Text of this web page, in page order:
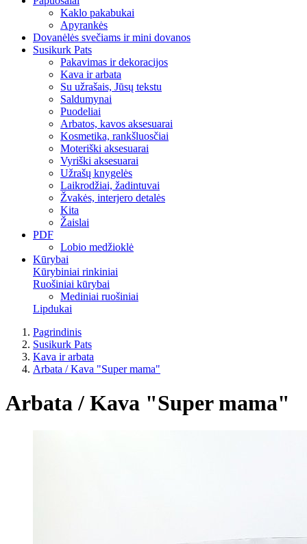
Kaklo pakabukai
Apyrankės
Dovanėlės svečiams ir mini dovanos
Susikurk Pats
Pakavimas ir dekoracijos
Kava ir arbata
Su užrašais, Jūsų tekstu
Saldumynai
Puodeliai
Arbatos, kavos aksesuarai
Kosmetika, rankšluosčiai
Moteriški aksesuarai
Vyriški aksesuarai
Užrašų knygelės
Laikrodžiai, žadintuvai
Žvakės, interjero detalės
Kita
Žaislai
PDF
Lobio medžioklė
Kūrybai
Kūrybiniai rinkiniai
Ruošiniai kūrybai
Mediniai ruošiniai
Lipdukai
Pagrindinis
Susikurk Pats
Kava ir arbata
Arbata / Kava "Super mama"
Arbata / Kava "Super mama"